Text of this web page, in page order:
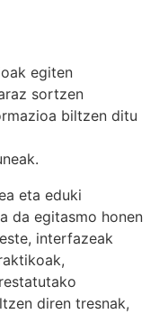
egiten
sortzen
biltzen ditu
eta eduki
da egitasmo honen
interfazeak
diren tresnak,